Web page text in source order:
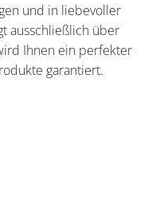
und in liebevoller
ausschließlich über
Ihnen ein perfekter
garantiert.